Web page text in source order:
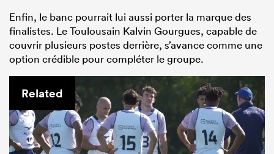
Enfin, le banc pourrait lui aussi porter la marque des
finalistes. Le Toulousain Kalvin Gourgues, capable de
couvrir plusieurs postes derrière, s’avance comme une
option crédible pour compléter le groupe.
Related